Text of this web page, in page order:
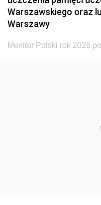
Warszawskiego oraz
Warszawy
Monitor Polski rok 2026